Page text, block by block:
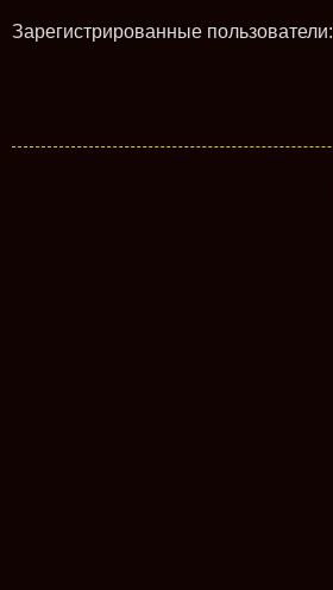
Зарегистрированные пользователи: